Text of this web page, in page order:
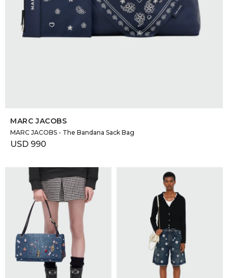
MARC JACOBS
MARC JACOBS - The Bandana Sack Bag
USD 990